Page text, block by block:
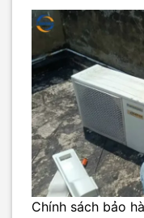
Chính sách bảo